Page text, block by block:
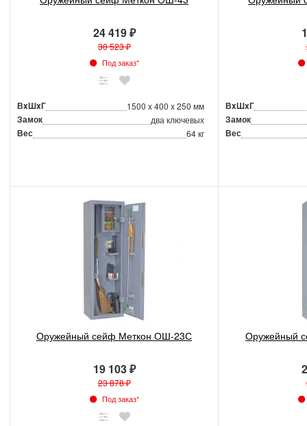
24 419 ₽
30 523 ₽
Под заказ*
ВxШxГ 1500 x 400 x 250 мм
Замок два ключевых
Вес 64 кг
ВxШxГ
Замок
Вес
Оружейный сейф Меткон ОШ-23С
19 103 ₽
23 878 ₽
Под заказ*
Оружейный